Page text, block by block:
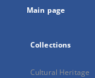
Main page
Collections
Cultural Heritage